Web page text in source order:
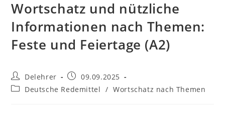
Wortschatz und nützliche
Informationen nach Themen:
Feste und Feiertage (A2)
Beitrags-
Autor:
Delehrer
Beitrag
veröffentlicht:
09.09.2025
Beitrags-
Deutsche Redemittel / Wortschatz nach Themen